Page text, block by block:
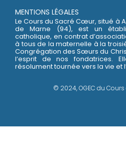
MENTIONS LÉGALES
Le Cours du Sacré Cœur, situé à
de Marne (94), est un
catholique, en contrat
à tous de la maternelle à la
Congrégation des Sœurs du
l’esprit de nos fondatrices.
résolument tournée vers la vie et
© 2024, OGEC du